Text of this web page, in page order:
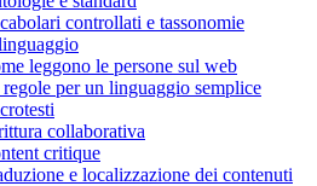
controllati e tassonomie
leggono le persone sul web
per un linguaggio semplice
collaborativa
critique
e localizzazione dei contenuti